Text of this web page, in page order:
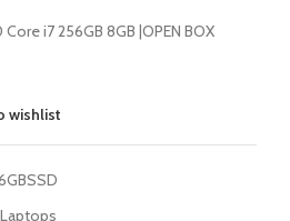
i7 256GB 8GB |OPEN BOX
wishlist
Laptops